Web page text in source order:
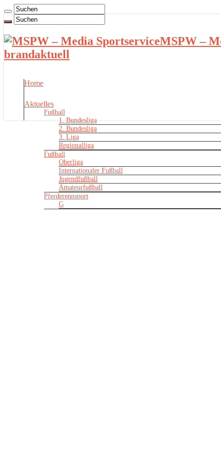
MSPW –
brandaktuell
Home
Aktuelles
Fußball
1. Bundesliga
2. Bundesliga
3. Liga
Regionalliga
Fußball
Oberliga
Internationaler Fußball
Jugendfußball
Amateurfußball
Pferderennsport
G